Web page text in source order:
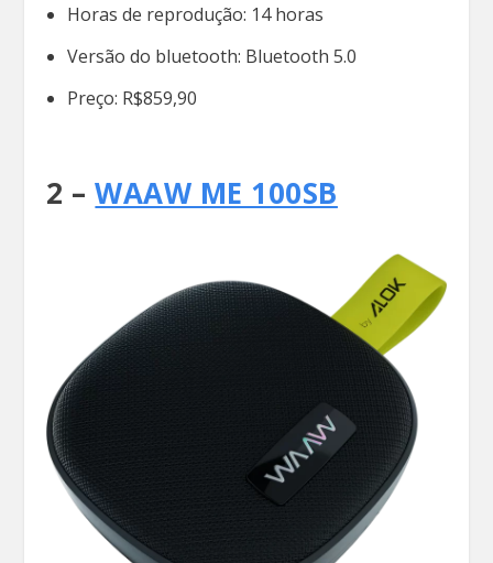
Horas de reprodução: 14 horas
Versão do bluetooth: Bluetooth 5.0
Preço: R$859,90
2 –WAAW ME 100SB